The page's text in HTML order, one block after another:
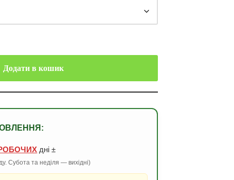
Додати в кошик
дні ±
Субота та неділя — вихідні)